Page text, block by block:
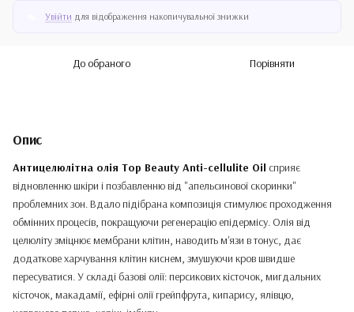
Увійти для відображення накопичувальної знижки
До обраного Порівняти
Опис
Антицелюлітна олія Top Beauty Anti-cellulite Oil сприяє
відновленню шкіри і позбавленню від "апельсинової скоринки"
проблемних зон. Вдало підібрана композиція стимулює проходження
обмінних процесів, покращуючи регенерацію епідермісу. Олія від
целюліту зміцнює мембрани клітин, наводить м'язи в тонус, дає
додаткове харчування клітин киснем, змушуючи кров швидше
пересуватися. У складі базові олії: персикових кісточок, мигдальних
кісточок, макадамії, ефірні олії грейпфрута, кипарису, ялівцю,